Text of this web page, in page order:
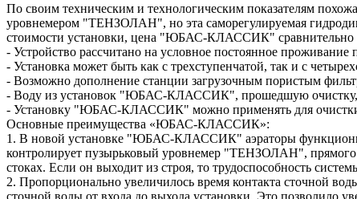
По своим техническим и технологическим показателям
уровнемером "ТЕНЗОЛАН", но эта саморегулируемая
стоимости установки, цена "ЮБАС-КЛАССИК" сравнительно
- Устройство рассчитано на условное постоянное проживание
- Установка может быть как с трехступенчатой, так и с
- Возможно дополнение станции загрузочным пористым
- Воду из установок "ЮБАС-КЛАССИК", прошедшую очистку,
- Установку "ЮБАС-КЛАССИК" можно применять для очистки
Основные преимущества «ЮБАС-КЛАССИК»:
1. В новой установке "ЮБАС-КЛАССИК" аэраторы
контролирует пузырьковый уровнемер "ТЕНЗОЛАН", прямого
стоках. Если он выходит из строя, то трудоспособность
2. Пропорционально увеличилось время контакта сточной
сточной воды от входа до выхода установки. Это позволило